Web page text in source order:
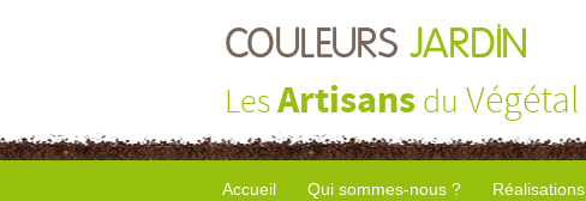
COULEURS JARDIN
LesArtisans du Végétal
Accueil Qui sommes-nous ? Réalisations